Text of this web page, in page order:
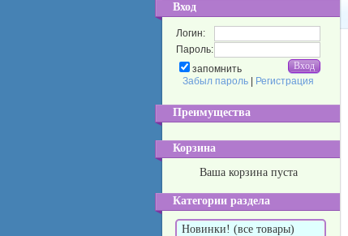
Вход
Логин:
Пароль:
запомнить
Забыл пароль
Регистрация
Преимущества
Корзина
Ваша корзина пуста
Категории раздела
Новинки! (все товары)